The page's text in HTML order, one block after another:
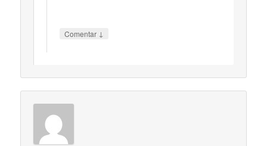
Comentar ↓